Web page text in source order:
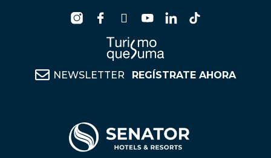
NEWSLETTER REGÍSTRATE AHORA